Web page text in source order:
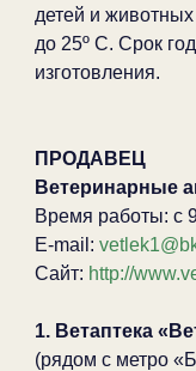
детей и
до 25º С. Срок
изготовления.
ПРОДАВЕЦ
Ветеринарные
Время работы: с
E-mail:
Сайт: http://
1. Ветаптека
(рядом с метро